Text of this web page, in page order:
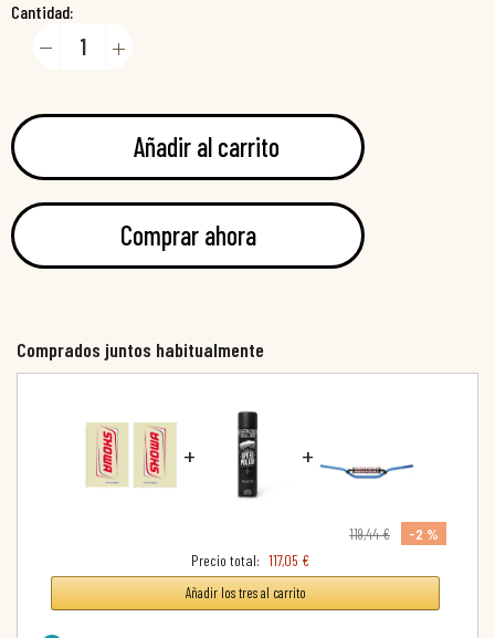
Cantidad:
Añadir al carrito
Comprar ahora
Comprados juntos habitualmente
+ +
119,44 €
-2 %
Precio total: 117,05 €
Añadir los tres al carrito